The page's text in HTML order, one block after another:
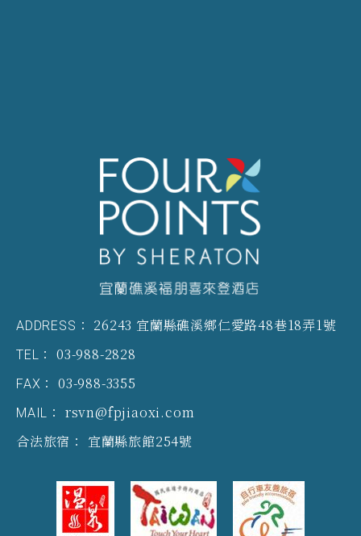
ADDRESS： 26243 宜蘭縣礁溪鄉仁愛路48巷18弄1號
TEL： 03-988-2828
FAX： 03-988-3355
MAIL： rsvn@fpjiaoxi.com
合法旅宿： 宜蘭縣旅館254號